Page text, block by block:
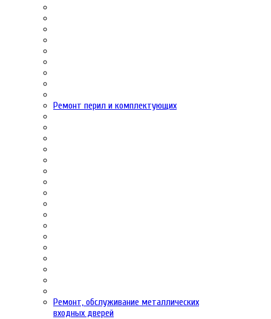
Ремонт перил и комплектующих
Ремонт, обслуживание металлических
входных дверей